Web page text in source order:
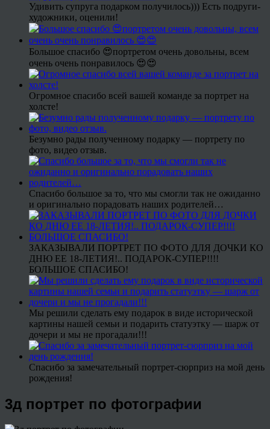
Удивить супруга подарком получилось))) Есть подруги-
художники, оценили!
Большое спасибо 😍портретом очень довольны, всем
очень очень понравилось 😍😍
Огромное спасибо всей вашей команде за портрет на
холсте!
Безумно рады полученному подарку — портрету по
фото, видео отзыв.
Спасибо большое за то, что мы смогли так не ожиданно
и оригинально порадовать наших родителей…
ЗАКАЗЫВАЛИ ПОРТРЕТ ПО ФОТО ДЛЯ ДОЧКИ КО
ДНЮ ЕЕ 18-ЛЕТИЯ!.. ПОДАРОК-СУПЕР!!!!
БОЛЬШОЕ СПАСИБО!
Мы решили сделать ему подарок в виде исторической
картины нашей семьи и подарить статуэтку — шарж от
дочери и мы не прогадали!!!
Спасибо за замечательный портрет-сюрприз на мой день
рождения!
3д портрет по фотографии